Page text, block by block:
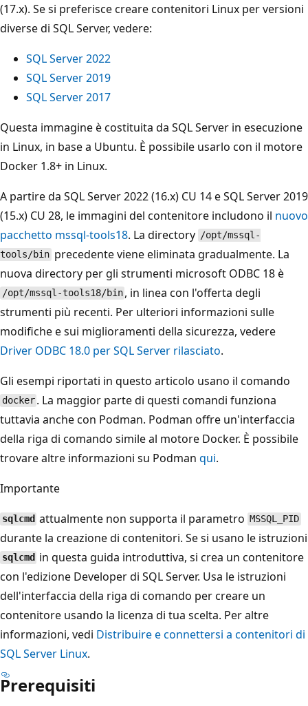
(17.x). Se si preferisce creare contenitori Linux per versioni
diverse di SQL Server, vedere:
SQL Server 2022
SQL Server 2019
SQL Server 2017
Questa immagine è costituita da SQL Server in esecuzione
in Linux, in base a Ubuntu. È possibile usarlo con il motore
Docker 1.8+ in Linux.
A partire da SQL Server 2022 (16.x) CU 14 e SQL Server 2019
(15.x) CU 28, le immagini del contenitore includono il nuovo
pacchetto mssql-tools18. La directory /opt/mssql-
tools/bin precedente viene eliminata gradualmente. La
nuova directory per gli strumenti microsoft ODBC 18 è
/opt/mssql-tools18/bin , in linea con l'offerta degli
strumenti più recenti. Per ulteriori informazioni sulle
modifiche e sui miglioramenti della sicurezza, vedere
Driver ODBC 18.0 per SQL Server rilasciato.
Gli esempi riportati in questo articolo usano il comando
docker . La maggior parte di questi comandi funziona
tuttavia anche con Podman. Podman offre un'interfaccia
della riga di comando simile al motore Docker. È possibile
trovare altre informazioni su Podman qui.
Importante
sqlcmd attualmente non supporta il parametro MSSQL_PID
durante la creazione di contenitori. Se si usano le istruzioni
sqlcmd in questa guida introduttiva, si crea un contenitore
con l'edizione Developer di SQL Server. Usa le istruzioni
dell'interfaccia della riga di comando per creare un
contenitore usando la licenza di tua scelta. Per altre
informazioni, vedi Distribuire e connettersi a contenitori di
SQL Server Linux.
Prerequisiti